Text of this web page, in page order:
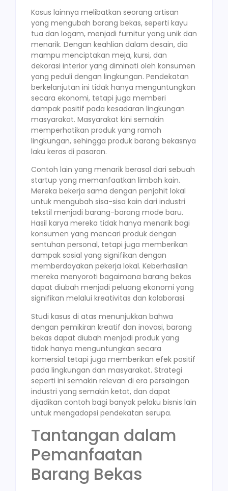
Kasus lainnya melibatkan seorang artisan
yang mengubah barang bekas, seperti kayu
tua dan logam, menjadi furnitur yang unik dan
menarik. Dengan keahlian dalam desain, dia
mampu menciptakan meja, kursi, dan
dekorasi interior yang diminati oleh konsumen
yang peduli dengan lingkungan. Pendekatan
berkelanjutan ini tidak hanya menguntungkan
secara ekonomi, tetapi juga memberi
dampak positif pada kesadaran lingkungan
masyarakat. Masyarakat kini semakin
memperhatikan produk yang ramah
lingkungan, sehingga produk barang bekasnya
laku keras di pasaran.
Contoh lain yang menarik berasal dari sebuah
startup yang memanfaatkan limbah kain.
Mereka bekerja sama dengan penjahit lokal
untuk mengubah sisa-sisa kain dari industri
tekstil menjadi barang-barang mode baru.
Hasil karya mereka tidak hanya menarik bagi
konsumen yang mencari produk dengan
sentuhan personal, tetapi juga memberikan
dampak sosial yang signifikan dengan
memberdayakan pekerja lokal. Keberhasilan
mereka menyoroti bagaimana barang bekas
dapat diubah menjadi peluang ekonomi yang
signifikan melalui kreativitas dan kolaborasi.
Studi kasus di atas menunjukkan bahwa
dengan pemikiran kreatif dan inovasi, barang
bekas dapat diubah menjadi produk yang
tidak hanya menguntungkan secara
komersial tetapi juga memberikan efek positif
pada lingkungan dan masyarakat. Strategi
seperti ini semakin relevan di era persaingan
industri yang semakin ketat, dan dapat
dijadikan contoh bagi banyak pelaku bisnis lain
untuk mengadopsi pendekatan serupa.
Tantangan dalam
Pemanfaatan
Barang Bekas